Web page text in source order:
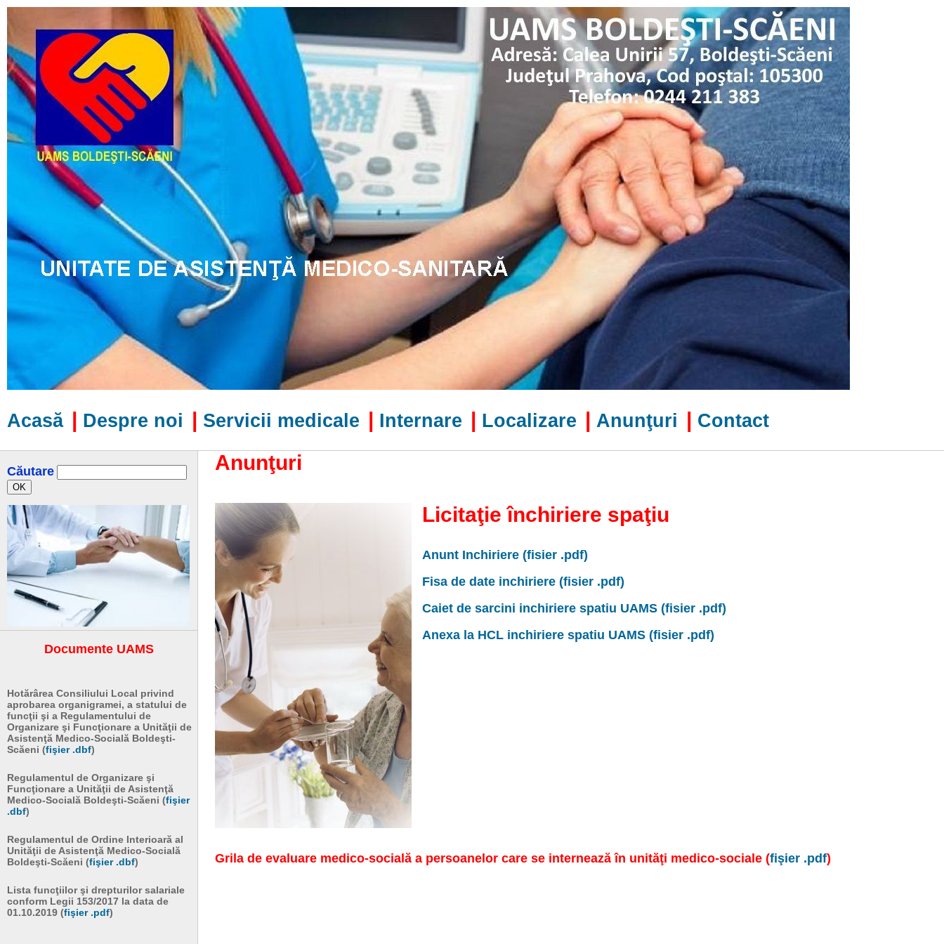
Acasă | Despre noi | Servicii medicale | Internare | Localizare | Anunţuri | Contact
Anunţuri
Licitaţie închiriere spaţiu
Anunt Inchiriere (fisier .pdf)
Fisa de date inchiriere (fisier .pdf)
Caiet de sarcini inchiriere spatiu UAMS (fisier .pdf)
Anexa la HCL inchiriere spatiu UAMS (fisier .pdf)
Grila de evaluare medico-socială a persoanelor care se internează în unităţi medico-sociale (fişier .pdf)
Căutare
Documente UAMS
Hotărârea Consiliului Local privind
aprobarea organigramei, a statului de
funcţii şi a Regulamentului de
Organizare şi Funcţionare a Unităţii de
Asistenţă Medico-Socială Boldeşti-
Scăeni (fişier .dbf)
Regulamentul de Organizare şi
Funcţionare a Unităţii de Asistenţă
Medico-Socială Boldeşti-Scăeni (fişier
.dbf)
Regulamentul de Ordine Interioară al
Unităţii de Asistenţă Medico-Socială
Boldeşti-Scăeni (fişier .dbf)
Lista funcţiilor şi drepturilor salariale
conform Legii 153/2017 la data de
01.10.2019 (fişier .pdf)